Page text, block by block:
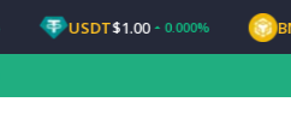
USDT$1.00 0.000% BNB